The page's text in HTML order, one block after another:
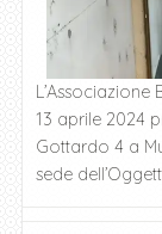
13 aprile 2024
Gottardo 4 a
sede